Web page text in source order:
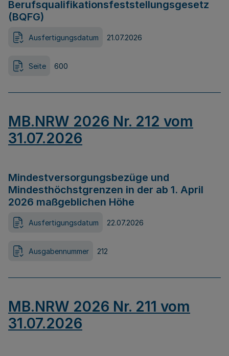
Berufsqualifikationsfeststellungsgesetz
(BQFG)
Ausfertigungsdatum 21.07.2026
Seite 600
MB.NRW 2026 Nr. 212 vom
31.07.2026
Mindestversorgungsbezüge und
Mindesthöchstgrenzen in der ab 1. April
2026 maßgeblichen Höhe
Ausfertigungsdatum 22.07.2026
Ausgabennummer 212
MB.NRW 2026 Nr. 211 vom
31.07.2026